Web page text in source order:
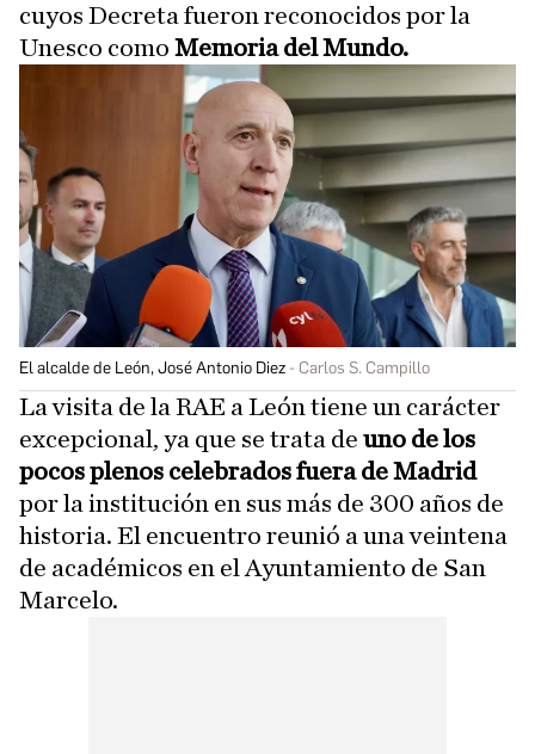
cuyos Decreta fueron reconocidos por la
Unesco como Memoria del Mundo.
El alcalde de León, José Antonio Diez Carlos S. Campillo
La visita de la RAE a León tiene un carácter
excepcional, ya que se trata de uno de los
pocos plenos celebrados fuera de Madrid
por la institución en sus más de 300 años de
historia. El encuentro reunió a una veintena
de académicos en el Ayuntamiento de San
Marcelo.